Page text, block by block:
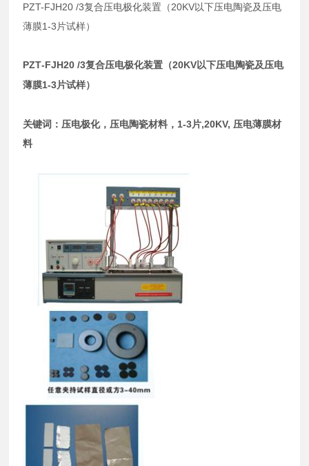
PZT-FJH20 /3复合压电极化装置（20KV以下压电陶瓷及压电
薄膜1-3片试样）
PZT-FJH20 /3复合压电极化装置（20KV 以下压电陶瓷及压电
薄膜1-3片试样）
关键词：压电极化，压电陶瓷材料， 1-3片,20KV, 压电薄膜材
料